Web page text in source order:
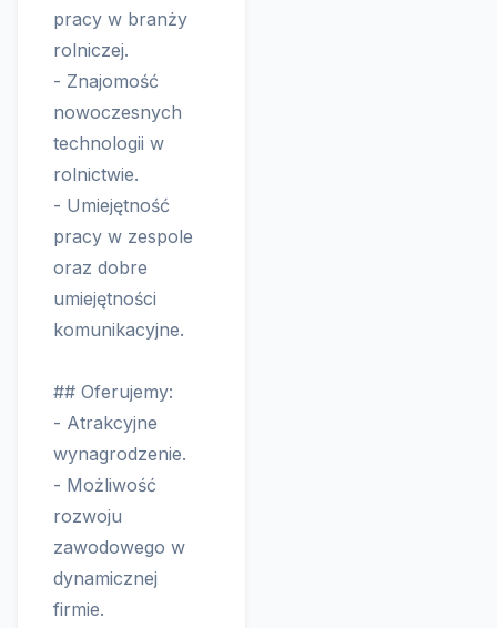
pracy w branży
rolniczej.
- Znajomość
nowoczesnych
technologii w
rolnictwie.
- Umiejętność
pracy w zespole
oraz dobre
umiejętności
komunikacyjne.
## Oferujemy:
- Atrakcyjne
wynagrodzenie.
- Możliwość
rozwoju
zawodowego w
dynamicznej
firmie.